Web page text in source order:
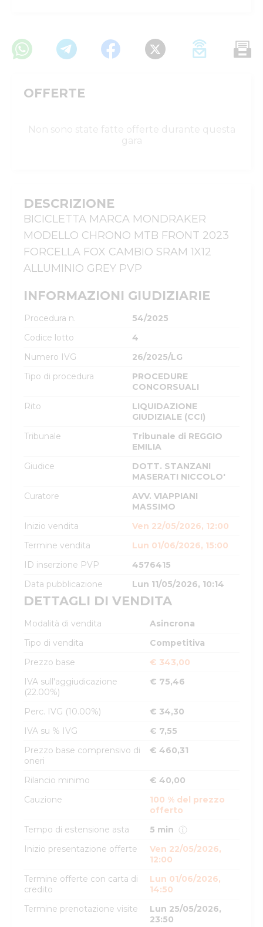
OFFERTE
Non sono state fatte offerte durante questa
gara
DESCRIZIONE
BICICLETTA MARCA MONDRAKER
MODELLO CHRONO MTB FRONT 2023
FORCELLA FOX CAMBIO SRAM 1X12
ALLUMINIO GREY PVP
INFORMAZIONI GIUDIZIARIE
Procedura n.
54/2025
Codice lotto
4
Numero IVG
26/2025/LG
Tipo di procedura
PROCEDURE
CONCORSUALI
Rito
LIQUIDAZIONE
GIUDIZIALE (CCI)
Tribunale
Tribunale di REGGIO
EMILIA
Giudice
DOTT. STANZANI
MASERATI NICCOLO'
Curatore
AVV. VIAPPIANI
MASSIMO
Inizio vendita
Ven 22/05/2026, 12:00
Termine vendita
Lun 01/06/2026, 15:00
ID inserzione PVP
4576415
Data pubblicazione
Lun 11/05/2026, 10:14
DETTAGLI DI VENDITA
Modalità di vendita
Asincrona
Tipo di vendita
Competitiva
Prezzo base
€ 343,00
IVA sull'aggiudicazione
(22.00%)
€ 75,46
Perc. IVG (10.00%)
€ 34,30
IVA su % IVG
€ 7,55
Prezzo base comprensivo di
oneri
€ 460,31
Rilancio minimo
€ 40,00
Cauzione
100 % del prezzo
offerto
Tempo di estensione asta
5 min
Inizio presentazione offerte
Ven 22/05/2026,
12:00
Termine offerte con carta di
credito
Lun 01/06/2026,
14:50
Termine prenotazione visite
Lun 25/05/2026,
23:50